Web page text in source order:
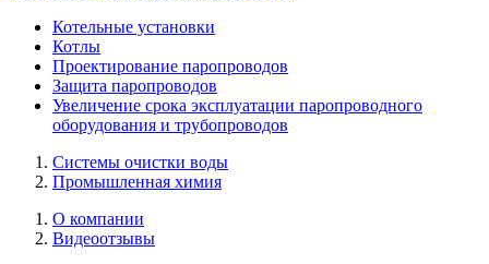
Котельные установки
Котлы
Проектирование паропроводов
Защита паропроводов
Увеличение срока эксплуатации паропроводного
оборудования и трубопроводов
Системы очистки воды
Промышленная химия
О компании
Видеоотзывы